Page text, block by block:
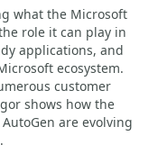
what the Microsoft
role it can play in
applications, and
ecosystem.
customer
shows how the
are evolving